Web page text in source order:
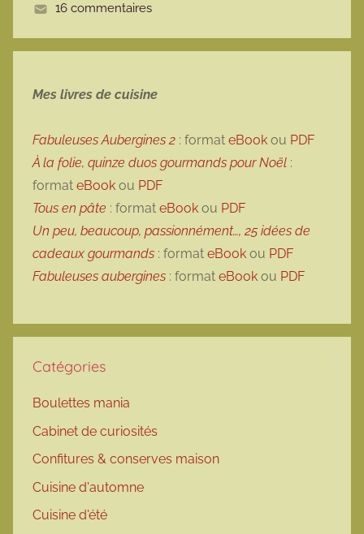
16 commentaires
Mes livres de cuisine
Fabuleuses Aubergines 2 : format eBook ou PDF
À la folie, quinze duos gourmands pour Noël :
format eBook ou PDF
Tous en pâte : format eBook ou PDF
Un peu, beaucoup, passionnément…, 25 idées de
cadeaux gourmands : format eBook ou PDF
Fabuleuses aubergines : format eBook ou PDF
Catégories
Boulettes mania
Cabinet de curiosités
Confitures & conserves maison
Cuisine d'automne
Cuisine d'été